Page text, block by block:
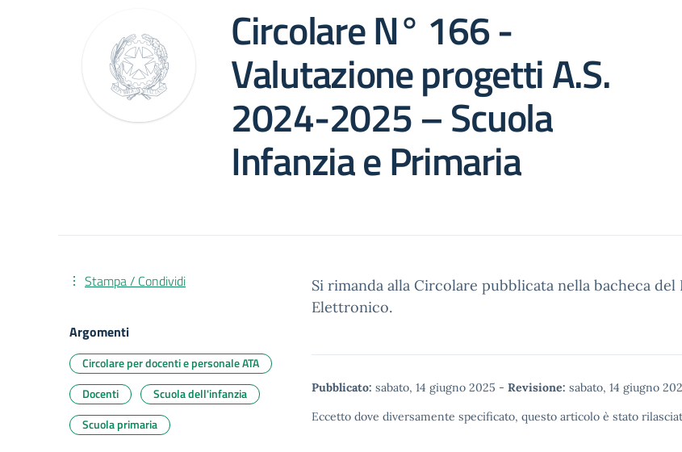
Circolare N° 166 -
Valutazione progetti A.S.
2024-2025 – Scuola
Infanzia e Primaria
Si rimanda alla Circolare pubblicata nella bacheca del
Elettronico.
Pubblicato: sabato, 14 giugno 2025 - Revisione: sabato, 14 giugno
Eccetto dove diversamente specificato, questo articolo è stato
Stampa / Condividi
Argomenti
Circolare per docenti e personale ATA
Docenti
Scuola dell'infanzia
Scuola primaria